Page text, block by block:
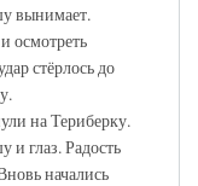
вынимает.
осмотреть
стёрлось до
на Териберку.
и глаз. Радость
начались